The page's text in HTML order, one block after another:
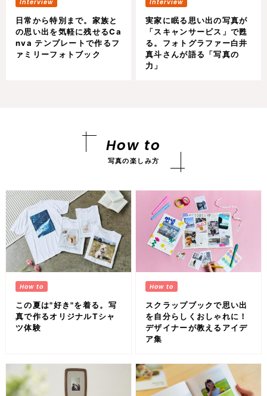
日常から特別まで。家族と
の思い出を気軽に残せるCa
nva テンプレートで作るフ
ァミリーフォトブック
実家に眠る思い出の写真が
「スキャンサービス」で甦
る。フォトグラファー白井
真斗さんが語る「写真の
力」
How to
写真の楽しみ方
この夏は"好き"を着る。写
真で作るオリジナルTシャ
ツ体験
スクラップブックで思い出
を自分らしくおしゃれに！
デザイナーが教えるアイデ
ア集